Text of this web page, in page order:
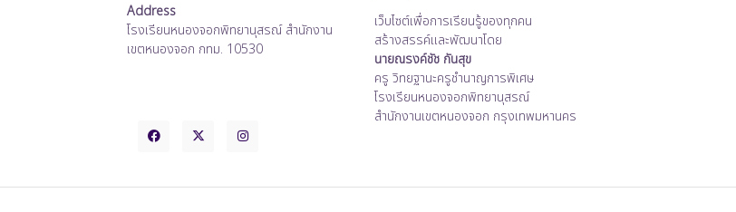
Address
โรงเรียนหนองจอกพิทยานุสรณ์ สำนักงาน
เขตหนองจอก กทม. 10530
เว็บไซต์เพื่อการเรียนรู้ของทุกคน
สร้างสรรค์และพัฒนาโดย
นายณรงค์ชัช กันสุข
ครู วิทยฐานะครูชำนาญการพิเศษ
โรงเรียนหนองจอกพิทยานุสรณ์
สำนักงานเขตหนองจอก กรุงเทพมหานคร